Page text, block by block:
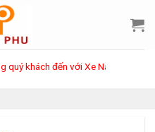
đến với Xe Nâng Thiên Phú -